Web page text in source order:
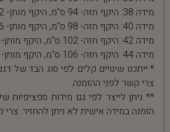
מידה 38: היקף חזה- 94 ס"מ, היקף מותן- 72 ס"מ
מידה 40: היקף חזה- 98 ס"מ, היקף מותן- 76 ס"מ
מידה 42: היקף חזה- 102 ס"מ, היקף מותן- 80 ס"מ
מידה 44: היקף חזה- 106 ס"מ, היקף מותן- 84 ס"מ
* ייתכנו שינויים קלים לפי סוג הבד של
צרי קשר לפני ההזמנה.
** ניתן לייצר לפי גם מידות ספציפיות
הזמנה במידה אישית לא ניתן להחזיר.